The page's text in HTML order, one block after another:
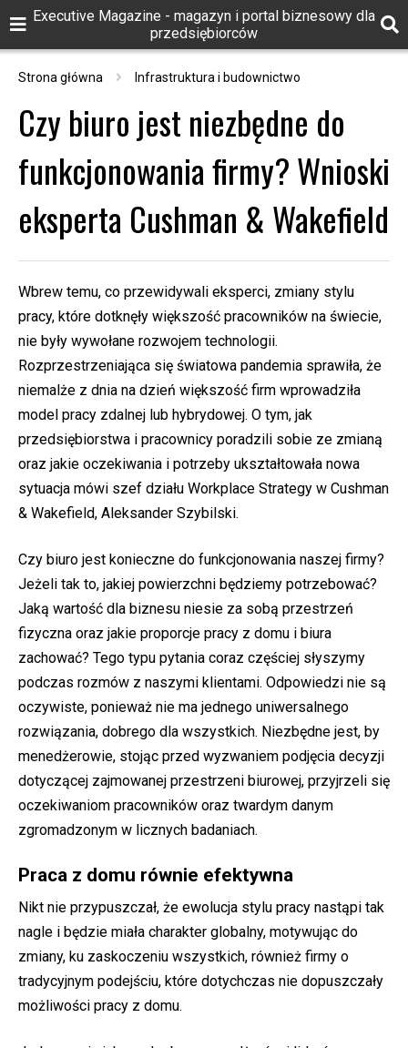
Executive Magazine - magazyn i portal biznesowy dla
przedsiębiorców
Strona główna Infrastruktura i budownictwo
Czy biuro jest niezbędne do
funkcjonowania firmy? Wnioski
eksperta Cushman & Wakefield
Wbrew temu, co przewidywali eksperci, zmiany stylu
pracy, które dotknęły większość pracowników na świecie,
nie były wywołane rozwojem technologii.
Rozprzestrzeniająca się światowa pandemia sprawiła, że
niemalże z dnia na dzień większość firm wprowadziła
model pracy zdalnej lub hybrydowej. O tym, jak
przedsiębiorstwa i pracownicy poradzili sobie ze zmianą
oraz jakie oczekiwania i potrzeby ukształtowała nowa
sytuacja mówi szef działu Workplace Strategy w Cushman
& Wakefield, Aleksander Szybilski.
Czy biuro jest konieczne do funkcjonowania naszej firmy?
Jeżeli tak to, jakiej powierzchni będziemy potrzebować?
Jaką wartość dla biznesu niesie za sobą przestrzeń
fizyczna oraz jakie proporcje pracy z domu i biura
zachować? Tego typu pytania coraz częściej słyszymy
podczas rozmów z naszymi klientami. Odpowiedzi nie są
oczywiste, ponieważ nie ma jednego uniwersalnego
rozwiązania, dobrego dla wszystkich. Niezbędne jest, by
menedżerowie, stojąc przed wyzwaniem podjęcia decyzji
dotyczącej zajmowanej przestrzeni biurowej, przyjrzeli się
oczekiwaniom pracowników oraz twardym danym
zgromadzonym w licznych badaniach.
Praca z domu równie efektywna
Nikt nie przypuszczał, że ewolucja stylu pracy nastąpi tak
nagle i będzie miała charakter globalny, motywując do
zmiany, ku zaskoczeniu wszystkich, również firmy o
tradycyjnym podejściu, które dotychczas nie dopuszczały
możliwości pracy z domu.